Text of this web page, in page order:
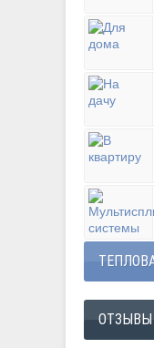
ОТЗЫВЫ